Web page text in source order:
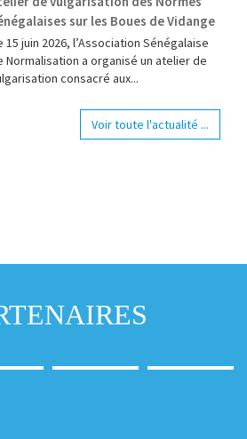
sur les Boues de Vidange
15 juin 2026, l’Association Sénégalaise
Normalisation a organisé un atelier de
consacré aux...
Voir toute l'actualité ...